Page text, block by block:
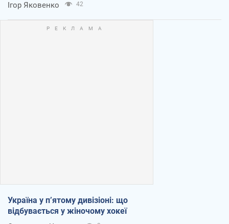
Ігор Яковенко 42
Україна у п’ятому дивізіоні: що
відбувається у жіночому хокеї